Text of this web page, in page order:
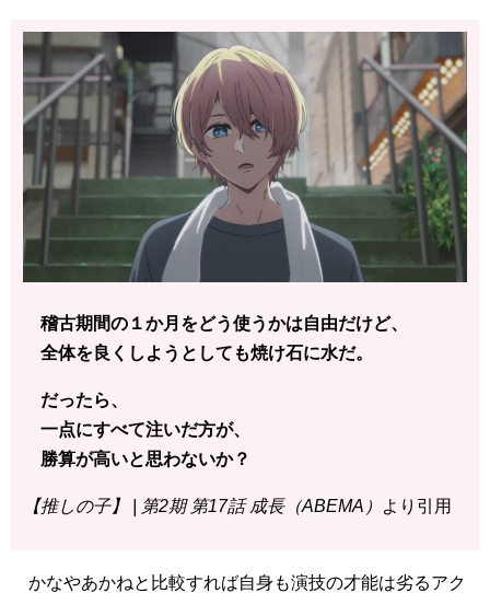
稽古期間の１か月をどう使うかは自由だけど、
全体を良くしようとしても焼け石に水だ。
だったら、
一点にすべて注いだ方が、
勝算が高いと思わないか？
【推しの子】 | 第2期 第17話 成長（ABEMA） より引用
かなやあかねと比較すれば自身も演技の才能は劣るアク